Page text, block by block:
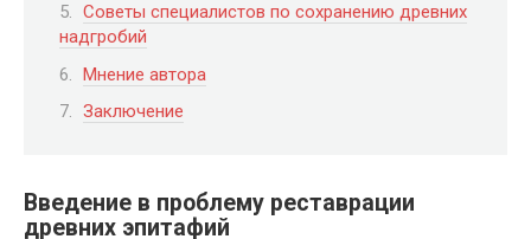
Советы специалистов по сохранению древних
надгробий
Мнение автора
Заключение
Введение в проблему реставрации
древних эпитафий